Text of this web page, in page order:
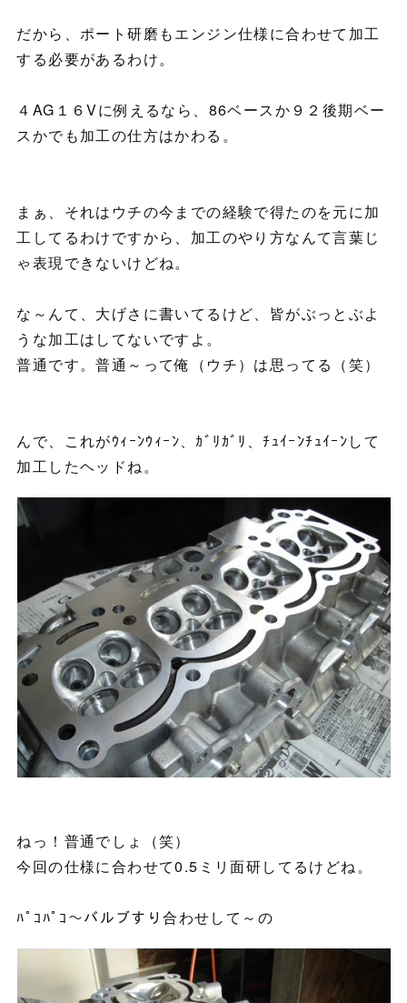
だから、ポート研磨もエンジン仕様に合わせて加工
する必要があるわけ。
４AG１６Vに例えるなら、86ベースか９２後期ベー
スかでも加工の仕方はかわる。
まぁ、それはウチの今までの経験で得たのを元に加
工してるわけですから、加工のやり方なんて言葉じ
ゃ表現できないけどね。
な～んて、大げさに書いてるけど、皆がぶっとぶよ
うな加工はしてないですよ。
普通です。普通～って俺（ウチ）は思ってる（笑）
んで、これがｳｨｰﾝｳｨｰﾝ、ｶﾞﾘｶﾞﾘ、ﾁｭｲｰﾝﾁｭｲｰﾝして
加工したヘッドね。
ねっ！普通でしょ（笑）
今回の仕様に合わせて0.5ミリ面研してるけどね。
ﾊﾟｺﾊﾟｺ～バルブすり合わせして～の